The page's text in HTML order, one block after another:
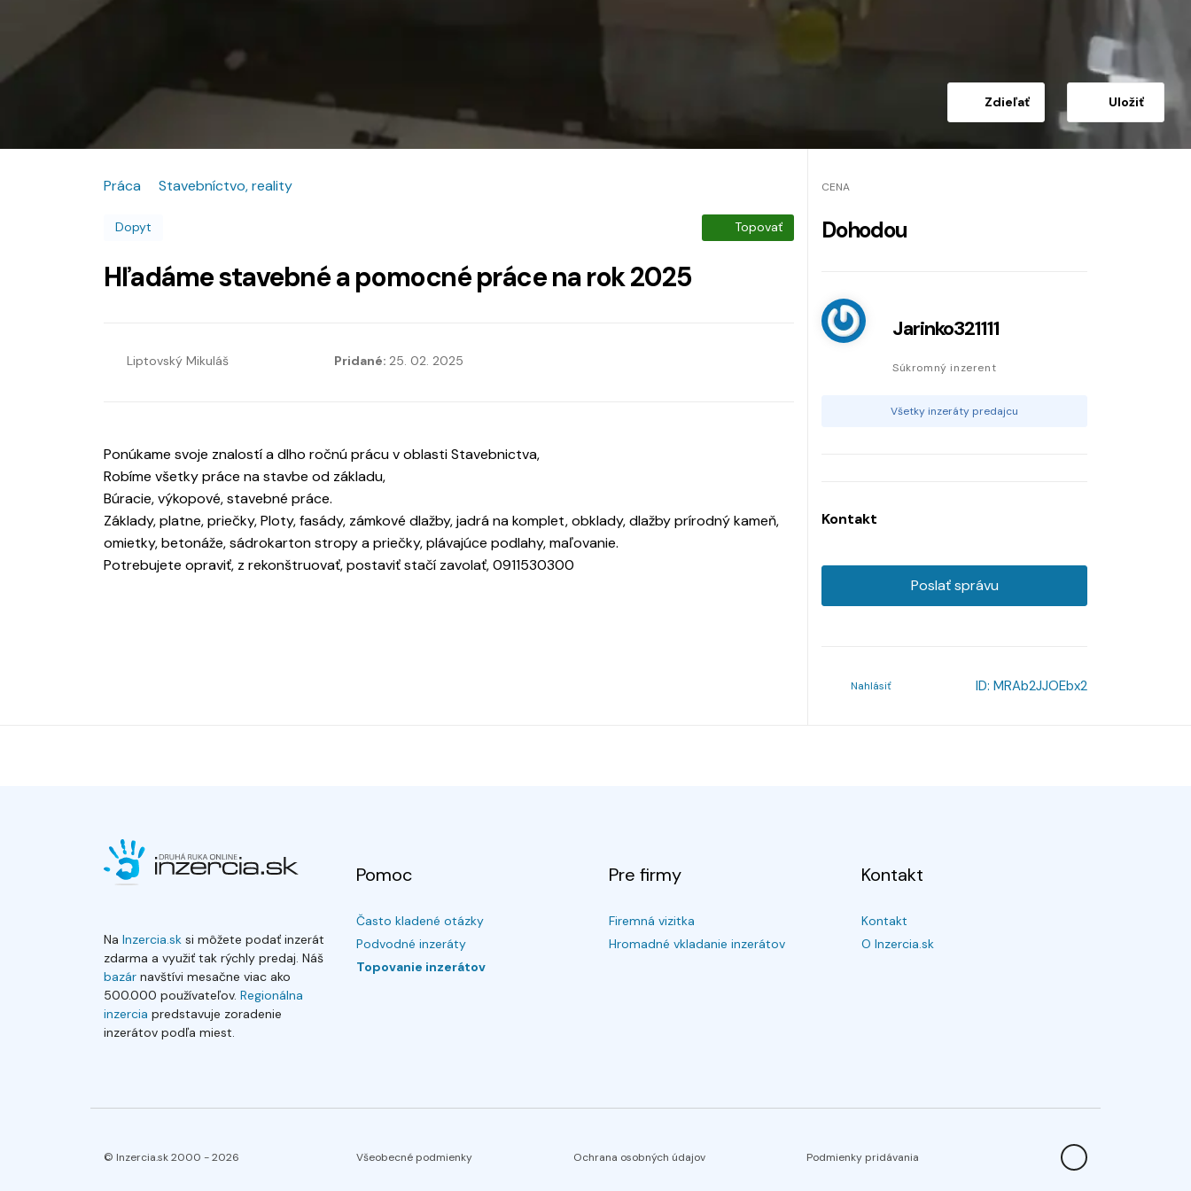
Zdieľať Uložiť
Práca Stavebníctvo, reality
Dopyt Topovať
Hľadáme stavebné a pomocné práce na rok 2025
Liptovský Mikuláš Pridané: 25. 02. 2025
Ponúkame svoje znalostí a dlho ročnú prácu v oblasti Stavebnictva,
Robíme všetky práce na stavbe od základu,
Búracie, výkopové, stavebné práce.
Základy, platne, priečky, Ploty, fasády, zámkové dlažby, jadrá na komplet, obklady, dlažby prírodný kameň,
omietky, betonáže, sádrokarton stropy a priečky, plávajúce podlahy, maľovanie.
Potrebujete opraviť, z rekonštruovať, postaviť stačí zavolať, 0911530300
CENA
Dohodou
Jarinko321111
Súkromný inzerent
Všetky inzeráty predajcu
Kontakt
Poslať správu
Nahlásiť ID: MRAb2JJOEbx2
Na Inzercia.sk si môžete podať inzerát
zdarma a využiť tak rýchly predaj. Náš
bazár navštívi mesačne viac ako
500.000 používateľov. Regionálna
inzercia predstavuje zoradenie
inzerátov podľa miest.
Pomoc
Často kladené otázky
Podvodné inzeráty
Topovanie inzerátov
Pre firmy
Firemná vizitka
Hromadné vkladanie inzerátov
Kontakt
Kontakt
O Inzercia.sk
© Inzercia.sk 2000 -2026 Všeobecné podmienky Ochrana osobných údajov Podmienky pridávania